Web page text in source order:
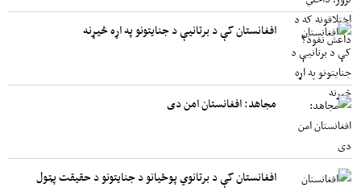
افغانستان کې د برتانیې د جنایتونو په اړه څیړنه
مجاهد: افغانستان امن دی
افغانستان کې د برتانوي پوځیانو د جنایتونو د حقیقت پټول